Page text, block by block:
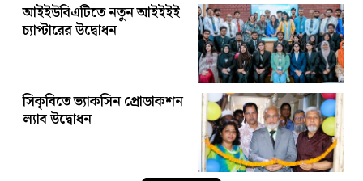
আইইউবিএটিতে নতুন আইইইই
চ্যাপ্টারের উদ্বোধন
সিকৃবিতে ভ্যাকসিন প্রোডাকশন
ল্যাব উদ্বোধন